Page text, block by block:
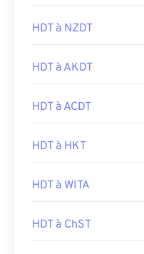
HDT à NZDT
HDT à AKDT
HDT à ACDT
HDT à HKT
HDT à WITA
HDT à ChST